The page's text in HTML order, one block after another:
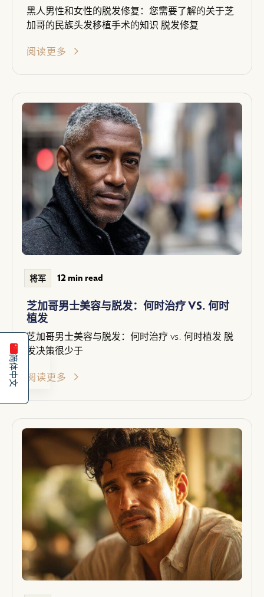
黑人男性和女性的脱发修复：您需要了解的关于芝
加哥的民族头发移植手术的知识 脱发修复
阅读更多
将军 12 min read
芝加哥男士美容与脱发：何时治疗 VS. 何时
植发
芝加哥男士美容与脱发：何时治疗 vs. 何时植发 脱
发决策很少于
阅读更多
简体中文
English
Español